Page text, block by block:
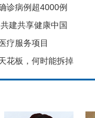
诊病例超4000例
建共享健康中国
疗服务项目
花板，何时能拆掉